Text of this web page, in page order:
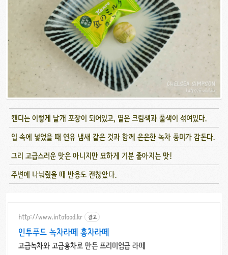
캔디는 이렇게 낱개 포장이 되어있고, 옅은 크림색과 풀색이 섞여있다.
입 속에 넣었을 때 연유 냄새 같은 것과 함께 은은한 녹차 풍미가 감돈다.
그리 고급스러운 맛은 아니지만 묘하게 기분 좋아지는 맛!
주변에 나눠줬을 때 반응도 괜찮았다.
http://www.intofood.kr 광고
인투푸드 녹차라떼 홍차라떼
고급녹차와 고급홍차로 만든 프리미엄급 라떼